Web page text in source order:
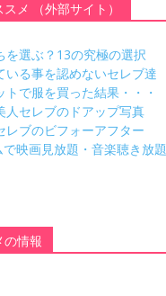
メ （外部サイト）
を選ぶ？13の究極の選択
いる事を認めないセレブ達
トで服を買った結果・・・
人セレブのドアップ写真
レブのビフォーアフター
映画見放題・音楽聴き放題
の情報